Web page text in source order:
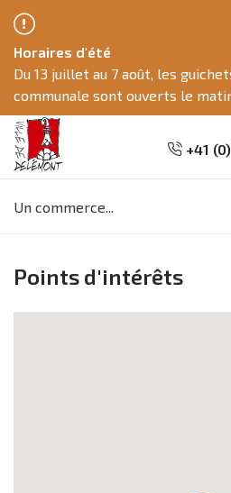
recherche
contenu
navigation
Horaires d'été
Du 13 juillet au 7 août, les
communale sont ouverts le
+41
clés
Points d'intérêts